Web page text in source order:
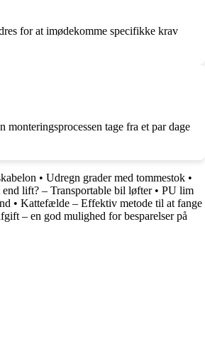
for at imødekomme specifikke krav
tage fra et par dage
• Udregn grader med tommestok •
end lift? – Transportable bil løfter• PU lim
• Kattefælde – Effektiv metode til at fange
– en god mulighed for besparelser på